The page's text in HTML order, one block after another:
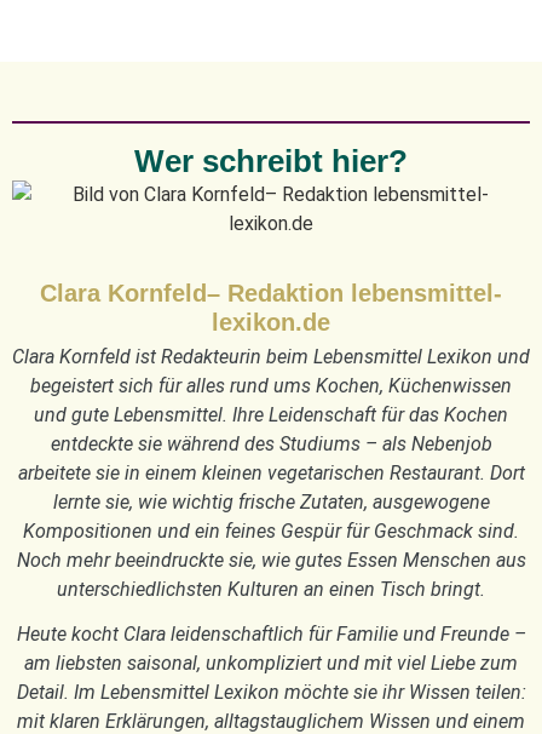
Wer schreibt hier?
Clara Kornfeld– Redaktion lebensmittel-
lexikon.de
Clara Kornfeld ist Redakteurin beim Lebensmittel Lexikon und
begeistert sich für alles rund ums Kochen, Küchenwissen
und gute Lebensmittel. Ihre Leidenschaft für das Kochen
entdeckte sie während des Studiums – als Nebenjob
arbeitete sie in einem kleinen vegetarischen Restaurant. Dort
lernte sie, wie wichtig frische Zutaten, ausgewogene
Kompositionen und ein feines Gespür für Geschmack sind.
Noch mehr beeindruckte sie, wie gutes Essen Menschen aus
unterschiedlichsten Kulturen an einen Tisch bringt.
Heute kocht Clara leidenschaftlich für Familie und Freunde –
am liebsten saisonal, unkompliziert und mit viel Liebe zum
Detail. Im Lebensmittel Lexikon möchte sie ihr Wissen teilen:
mit klaren Erklärungen, alltagstauglichem Wissen und einem